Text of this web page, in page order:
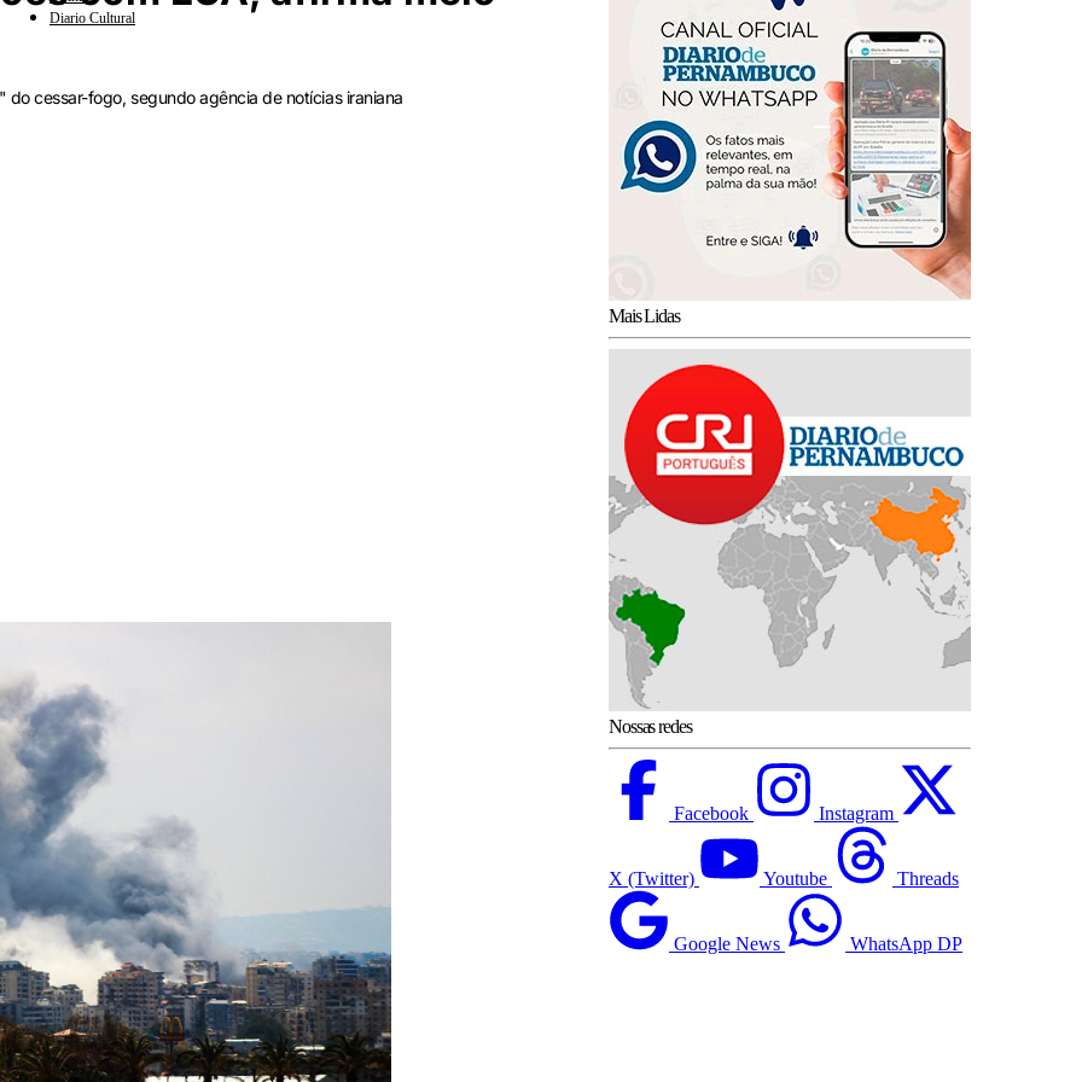
Diario Cultural
cessar-fogo, segundo agência de notícias iraniana
Mais Lidas
Nossas redes
Facebook Instagram
X (Twitter) Youtube Threads
Google News WhatsApp DP